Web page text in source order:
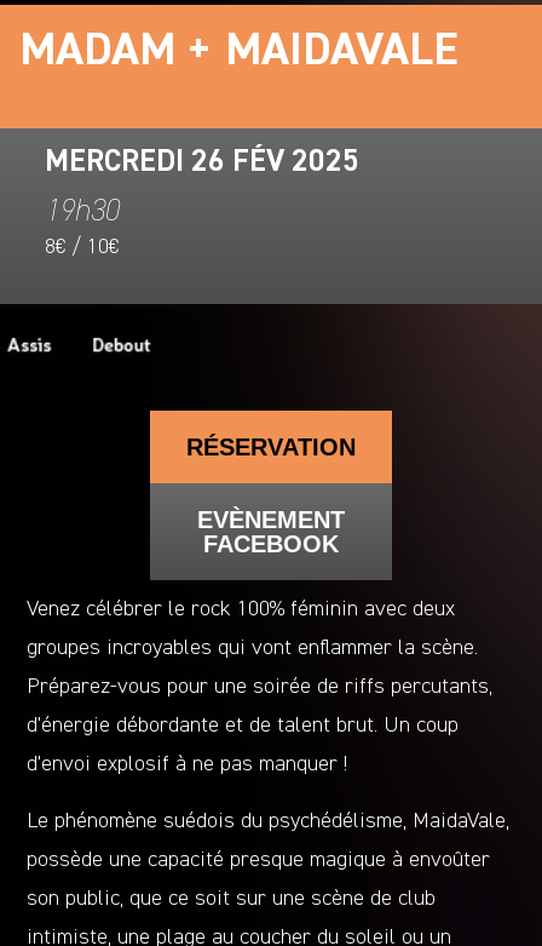
MADAM + MAIDAVALE
MERCREDI 26 FÉV 2025
19h30
8€ / 10€
RÉSERVATION
EVÈNEMENT
FACEBOOK
Venez célébrer le rock 100% féminin avec deux
groupes incroyables qui vont enflammer la scène.
Préparez-vous pour une soirée de riffs percutants,
d’énergie débordante et de talent brut. Un coup
d’envoi explosif à ne pas manquer !
Le phénomène suédois du psychédélisme, MaidaVale,
possède une capacité presque magique à envoûter
son public, que ce soit sur une scène de club
intimiste, une plage au coucher du soleil ou un